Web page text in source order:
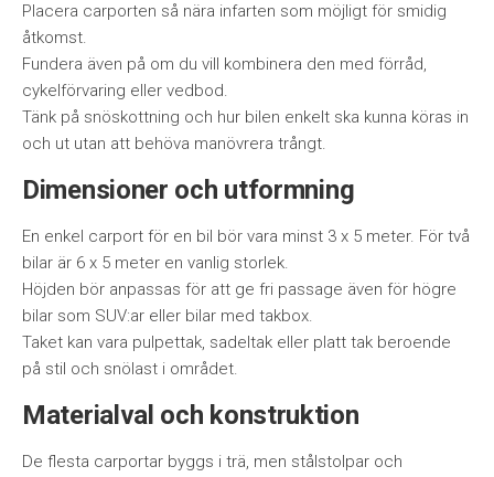
Placera carporten så nära infarten som möjligt för smidig
åtkomst.
Fundera även på om du vill kombinera den med förråd,
cykelförvaring eller vedbod.
Tänk på snöskottning och hur bilen enkelt ska kunna köras in
och ut utan att behöva manövrera trångt.
Dimensioner och utformning
En enkel carport för en bil bör vara minst 3 x 5 meter. För två
bilar är 6 x 5 meter en vanlig storlek.
Höjden bör anpassas för att ge fri passage även för högre
bilar som SUV:ar eller bilar med takbox.
Taket kan vara pulpettak, sadeltak eller platt tak beroende
på stil och snölast i området.
Materialval och konstruktion
De flesta carportar byggs i trä, men stålstolpar och